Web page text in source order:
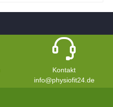
Kontakt
info@physiofit24.de